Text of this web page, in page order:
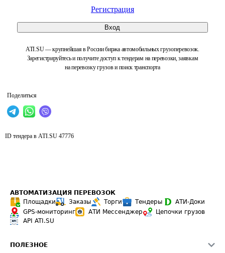
Регистрация
Вход
ATI.SU — крупнейшая в России биржа автомобильных грузоперевозок.
Зарегистрируйтесь и получите доступ к тендерам на перевозки, заявкам
на перевозку грузов и поиск транспорта
Поделиться
ID тендера в ATI.SU 47776
АВТОМАТИЗАЦИЯ ПЕРЕВОЗОК
Площадки
Заказы Торги Тендеры
АТИ-Доки
GPS-мониторинг
АТИ Мессенджер
Цепочки грузов
API ATI.SU
ПОЛЕЗНОЕ